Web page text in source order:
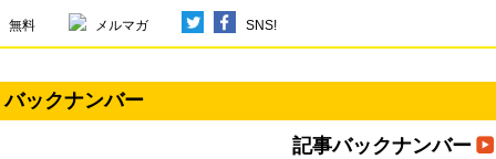
無料 メルマガ SNS!
バックナンバー
記事バックナンバー